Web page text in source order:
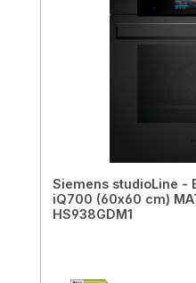
Siemens studioLine -
iQ700 (60x60 cm)
HS938GDM1